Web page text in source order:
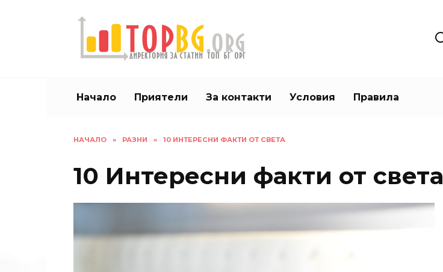
Начало Приятели За контакти Условия Правила
НАЧАЛО » РАЗНИ » 10 ИНТЕРЕСНИ ФАКТИ ОТ СВЕТА
10 Интересни факти от света